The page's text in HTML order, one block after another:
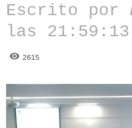
Escrito por
las 21:59:13
2615